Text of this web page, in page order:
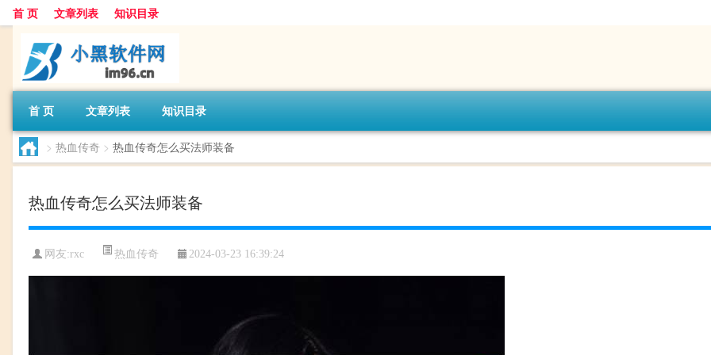
首 页 文章列表 知识目录
首 页 文章列表 知识目录
> 热血传奇 > 热血传奇怎么买法师装备
热血传奇怎么买法师装备
网友:rxc 热血传奇 2024-03-23 16:39:24